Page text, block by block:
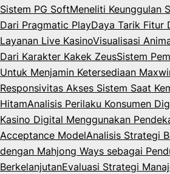
Sistem PG SoftMeneliti Keunggulan
Dari Pragmatic PlayDaya Tarik Fitur
Layanan Live KasinoVisualisasi
Dari Karakter Kakek ZeusSistem
Untuk Menjamin Ketersediaan
Responsivitas Akses Sistem Saat
HitamAnalisis Perilaku Konsumen
Kasino Digital Menggunakan
Acceptance ModelAnalisis Strategi
dengan Mahjong Ways sebagai
BerkelanjutanEvaluasi Strategi